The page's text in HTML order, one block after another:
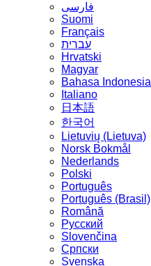
فارسی
Suomi
Français
עברית
Hrvatski
Magyar
Bahasa Indonesia
Italiano
日本語
한국어
Lietuvių (Lietuva)
‪Norsk Bokmål‬
Nederlands
Polski
Português
Português (Brasil)
Română
Русский
Slovenčina
Српски
Svenska